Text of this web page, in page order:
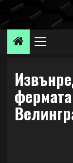
Skip
content
Primary